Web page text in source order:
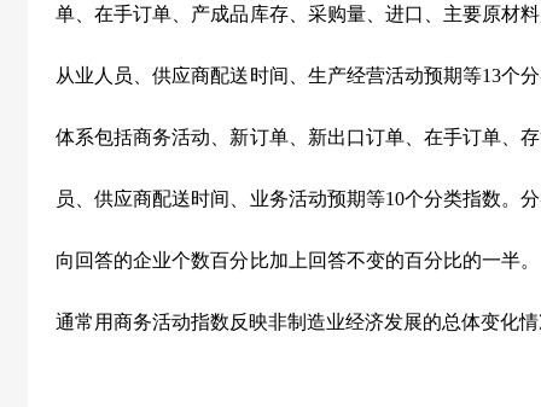
单、在手订单、产成品库存、采购量、进口、主要原材
从业人员、供应商配送时间、生产经营活动预期等13个
体系包括商务活动、新订单、新出口订单、在手订单、
员、供应商配送时间、业务活动预期等10个分类指数。
向回答的企业个数百分比加上回答不变的百分比的一半
通常用商务活动指数反映非制造业经济发展的总体变化